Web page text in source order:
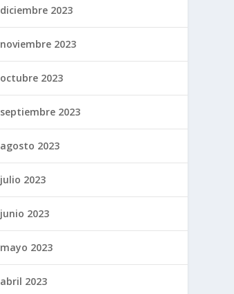
diciembre 2023
noviembre 2023
octubre 2023
septiembre 2023
agosto 2023
julio 2023
junio 2023
mayo 2023
abril 2023